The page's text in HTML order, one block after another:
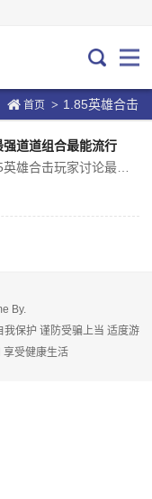
首页 > 1.85英雄合击
道道组合最能流行
By.
保护 谨防受骗上当 适度游
享受健康生活